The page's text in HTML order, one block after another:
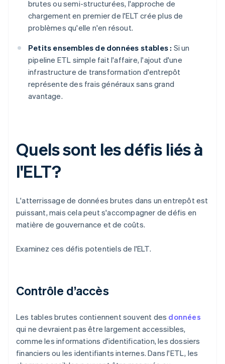
brutes ou semi-structurées, l'approche de
chargement en premier de l'ELT crée plus de
problèmes qu'elle n'en résout.
Petits ensembles de données stables : Si un
pipeline ETL simple fait l'affaire, l'ajout d'une
infrastructure de transformation d'entrepôt
représente des frais généraux sans grand
avantage.
Quels sont les défis liés à
l'ELT?
L'atterrissage de données brutes dans un entrepôt est
puissant, mais cela peut s'accompagner de défis en
matière de gouvernance et de coûts.
Examinez ces défis potentiels de l'ELT.
Contrôle d’accès
Les tables brutes contiennent souvent des données
qui ne devraient pas être largement accessibles,
comme les informations d'identification, les dossiers
financiers ou les identifiants internes. Dans l'ETL, les